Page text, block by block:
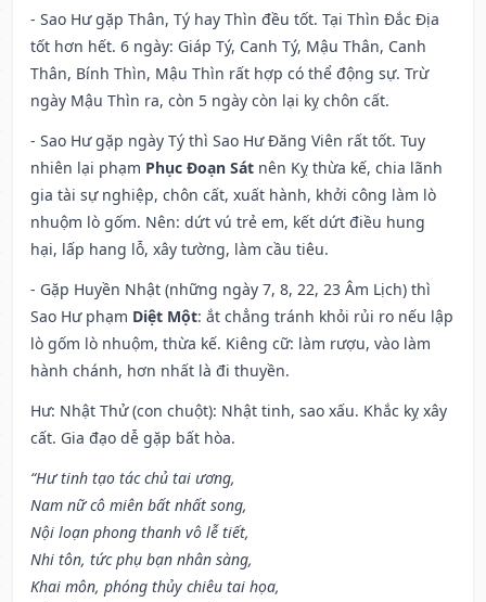
- Sao Hư gặp Thân, Tý hay Thìn đều tốt. Tại Thìn Đắc Địa
tốt hơn hết. 6 ngày: Giáp Tý, Canh Tý, Mậu Thân, Canh
Thân, Bính Thìn, Mậu Thìn rất hợp có thể động sự. Trừ
ngày Mậu Thìn ra, còn 5 ngày còn lại kỵ chôn cất.
- Sao Hư gặp ngày Tý thì Sao Hư Đăng Viên rất tốt. Tuy
nhiên lại phạm Phục Đoạn Sát nên Kỵ thừa kế, chia lãnh
gia tài sự nghiệp, chôn cất, xuất hành, khởi công làm lò
nhuộm lò gốm. Nên: dứt vú trẻ em, kết dứt điều hung
hại, lấp hang lỗ, xây tường, làm cầu tiêu.
- Gặp Huyền Nhật (những ngày 7, 8, 22, 23 Âm Lịch) thì
Sao Hư phạm Diệt Một: ắt chẳng tránh khỏi rủi ro nếu lập
lò gốm lò nhuộm, thừa kế. Kiêng cữ: làm rượu, vào làm
hành chánh, hơn nhất là đi thuyền.
Hư: Nhật Thử (con chuột): Nhật tinh, sao xấu. Khắc kỵ xây
cất. Gia đạo dễ gặp bất hòa.
“Hư tinh tạo tác chủ tai ương,
Nam nữ cô miên bất nhất song,
Nội loạn phong thanh vô lễ tiết,
Nhi tôn, tức phụ bạn nhân sàng,
Khai môn, phóng thủy chiêu tai họa,